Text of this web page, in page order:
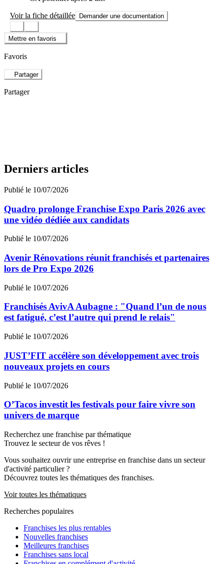
Voir la fiche détaillée Demander une documentation
Mettre en favoris
Favoris
Partager
Partager
Derniers articles
Publié le 10/07/2026
Quadro prolonge Franchise Expo Paris 2026 avec
une vidéo dédiée aux candidats
Publié le 10/07/2026
Avenir Rénovations réunit franchisés et partenaires
lors de Pro Expo 2026
Publié le 10/07/2026
Franchisés AvivA Aubagne : "Quand l’un de nous
est fatigué, c’est l’autre qui prend le relais"
Publié le 10/07/2026
JUST’FIT accélère son développement avec trois
nouveaux projets en cours
Publié le 10/07/2026
O’Tacos investit les festivals pour faire vivre son
univers de marque
Recherchez une franchise par thématique
Trouvez le secteur de vos rêves !
Vous souhaitez ouvrir une entreprise en franchise dans un secteur
d'activité particulier ?
Découvrez toutes les thématiques des franchises.
Voir toutes les thématiques
Recherches populaires
Franchises les plus rentables
Nouvelles franchises
Meilleures franchises
Franchises sans local